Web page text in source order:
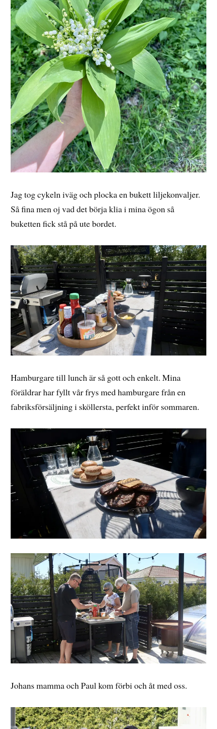
Jag tog cykeln iväg och plocka en bukett liljekonvaljer.
Så fina men oj vad det börja klia i mina ögon så
buketten fick stå på ute bordet.
Hamburgare till lunch är så gott och enkelt. Mina
föräldrar har fyllt vår frys med hamburgare från en
fabriksförsäljning i sköllersta, perfekt inför sommaren.
Johans mamma och Paul kom förbi och åt med oss.